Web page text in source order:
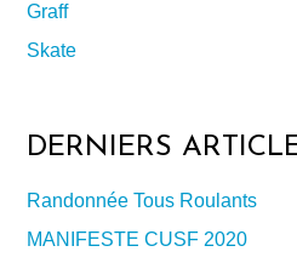
Graff
Skate
DERNIERS
Randonnée Tous Roulants
MANIFESTE CUSF 2020